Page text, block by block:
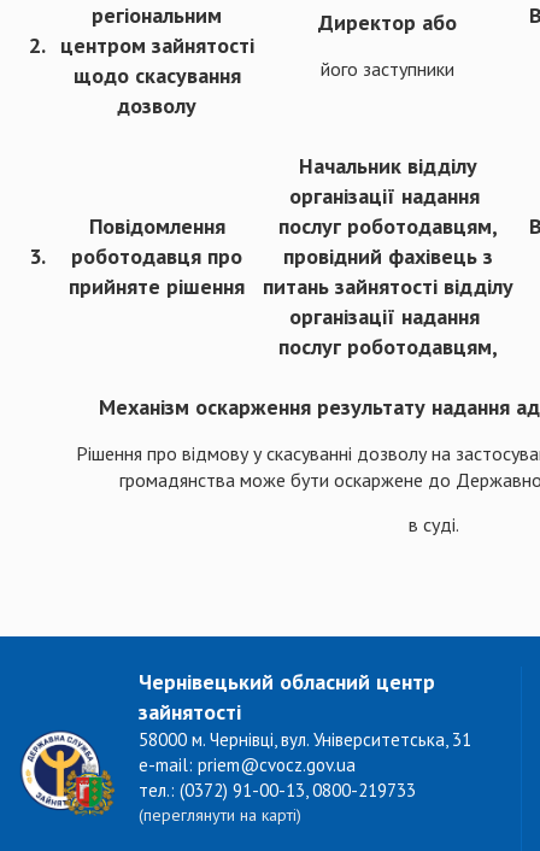
2.
регіональним
центром зайнятості
щодо скасування
дозволу
Директор або
його заступники
3.
Повідомлення
роботодавця про
прийняте рішення
Начальник відділу
організації надання
послуг роботодавцям,
провідний фахівець з
питань зайнятості відділу
організації надання
послуг роботодавцям,
Механізм оскарження результату надання
Рішення про відмову у скасуванні дозволу на
громадянства може бути оскаржене до
в суді.
Чернівецький обласний центр
зайнятості
58000 м. Чернівці, вул. Університетська, 31
e-mail: priem@cvocz.gov.ua
тел.: (0372) 91-00-13, 0800-219733
(переглянути на карті)